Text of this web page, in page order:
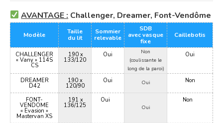
AVANTAGE : Challenger, Dreamer, Font-Vendôme
Modèle
Taille
du lit
Sommier
relevable
SDB
avec vasque
fixe
Caillebotis
CHALLENGER
« Vany » 114S
CS
190 x
133/120
Oui
Non
(coulissante le
long de la paroi)
Oui
DREAMER
D42
190 x
120/90
Oui Oui Non
FONT-
VENDOME
« Evasion »
Mastervan XS
191 x
136/125
Oui
Oui
Non